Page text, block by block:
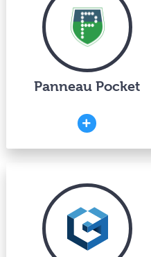
Panneau Pocket